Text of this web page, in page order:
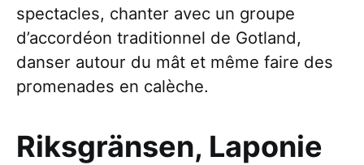
spectacles, chanter avec un groupe
d’accordéon traditionnel de Gotland,
danser autour du mât et même faire des
promenades en calèche.
Riksgränsen, Laponie